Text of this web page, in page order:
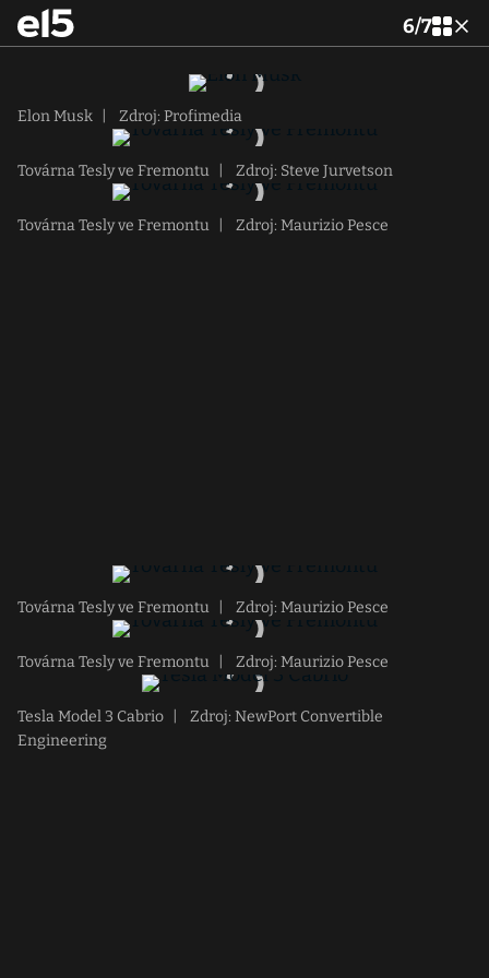
6/7
Elon Musk Zdroj: Profimedia
Továrna Tesly ve Fremontu Zdroj: Steve Jurvetson
Továrna Tesly ve Fremontu Zdroj: Maurizio Pesce
Továrna Tesly ve Fremontu Zdroj: Maurizio Pesce
Továrna Tesly ve Fremontu Zdroj: Maurizio Pesce
Tesla Model 3 Cabrio
Zdroj: NewPort Convertible
Engineering